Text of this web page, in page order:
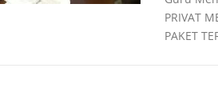
PRIVAT
PAKET